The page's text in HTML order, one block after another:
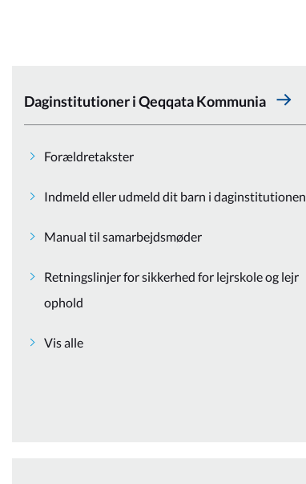
Daginstitutioner i Qeqqata Kommunia
Forældretakster
Indmeld eller udmeld dit barn i daginstitutionen
Manual til samarbejdsmøder
Retningslinjer for sikkerhed for lejrskole og lejr
ophold
Vis alle